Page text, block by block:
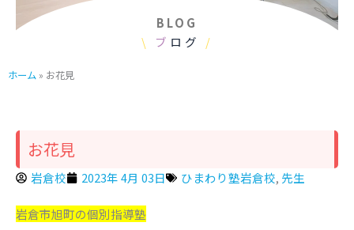
BLOG
\
ブ ログ /
ホーム » お花見
お花見
岩倉校 2023年 4月 03日 ひまわり塾岩倉校, 先生
岩倉市旭町の個別指導塾